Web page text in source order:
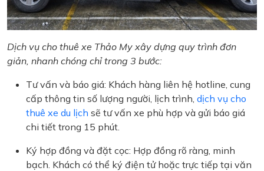
Dịch vụ cho thuê xe Thảo My xây dựng quy trình đơn
giản, nhanh chóng chỉ trong 3 bước:
Tư vấn và báo giá: Khách hàng liên hệ hotline, cung
cấp thông tin số lượng người, lịch trình, dịch vụ cho
thuê xe du lịch sẽ tư vấn xe phù hợp và gửi báo giá
chi tiết trong 15 phút.
Ký hợp đồng và đặt cọc: Hợp đồng rõ ràng, minh
bạch. Khách có thể ký điện tử hoặc trực tiếp tại văn